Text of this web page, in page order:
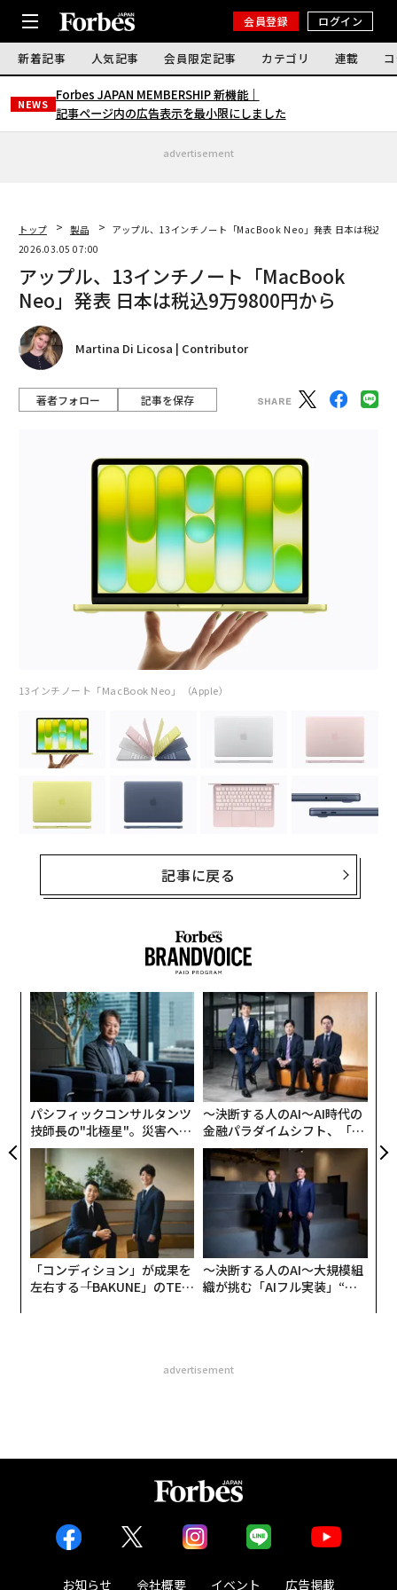
会員登録 ログイン
新着記事 人気記事 会員限定記事 カテゴリ 連載
NEWS
Forbes JAPAN MEMBERSHIP 新機能｜
記事ページ内の広告表示を最小限にしました
advertisement
トップ 製品
アップル、13インチノート「MacBook Neo」発表 日本は税込9
2026.03.05 07:00
アップル、13インチノート「MacBook
Neo」発表 日本は税込9万9800円から
Martina Di Licosa | Contributor
著者フォロー 記事を保存
13インチノート「MacBook Neo」（Apple）
記事に戻る
パシフィックコンサルタンツ
技師長の"北極星"。災害への
無力感を乗り越え見つけた、
防災一筋20年の答え
〜決断する人のAI〜AI時代の
金融パラダイムシフト、「超
個別化」の核心 【MUFG×ウ
ェルスナビ×PwC】
「コンディション」が成果を
左右する――「BAKUNE」のTEN
〜決断する人のAI〜大規模組
織が挑む「AIフル実装」“使
advertisement
お知らせ 会社概要 イベント 広告掲載